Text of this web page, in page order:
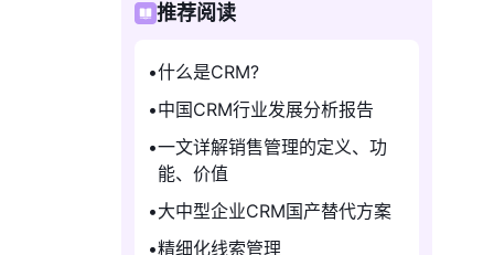
推荐阅读
什么是CRM?
中国CRM行业发展分析报告
一文详解销售管理的定义、功
能、价值
大中型企业CRM国产替代方案
精细化线索管理